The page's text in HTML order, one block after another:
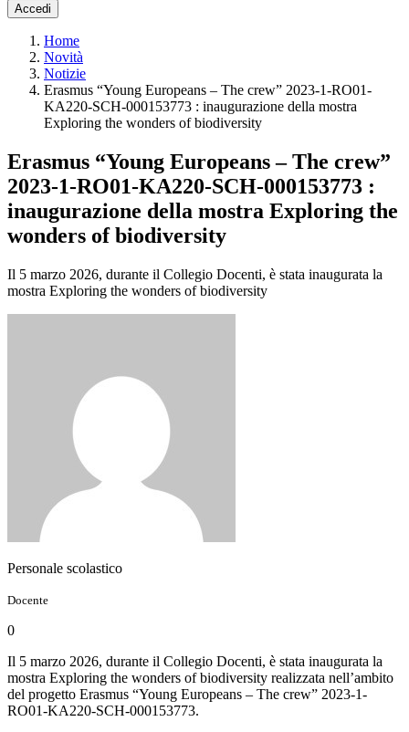
Accedi
Home
Novità
Notizie
Erasmus “Young Europeans – The crew” 2023-1-RO01-
KA220-SCH-000153773 : inaugurazione della mostra
Exploring the wonders of biodiversity
Erasmus “Young Europeans – The crew”
2023-1-RO01-KA220-SCH-000153773 :
inaugurazione della mostra Exploring the
wonders of biodiversity
Il 5 marzo 2026, durante il Collegio Docenti, è stata inaugurata la
mostra Exploring the wonders of biodiversity
Personale scolastico
Docente
0
Il 5 marzo 2026, durante il Collegio Docenti, è stata inaugurata la
mostra Exploring the wonders of biodiversity realizzata nell’ambito
del progetto Erasmus “Young Europeans – The crew” 2023-1-
RO01-KA220-SCH-000153773.